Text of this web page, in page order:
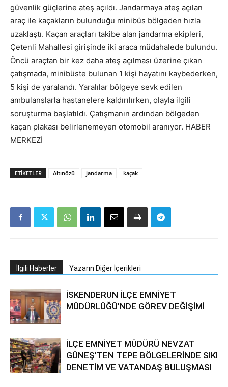
güvenlik güçlerine ateş açıldı. Jandarmaya ateş açılan
araç ile kaçakların bulunduğu minibüs bölgeden hızla
uzaklaştı. Kaçan araçları takibe alan jandarma ekipleri,
Çetenli Mahallesi girişinde iki araca müdahalede bulundu.
Öncü araçtan bir kez daha ateş açılması üzerine çıkan
çatışmada, minibüste bulunan 1 kişi hayatını kaybederken,
5 kişi de yaralandı. Yaralılar bölgeye sevk edilen
ambulanslarla hastanelere kaldırılırken, olayla ilgili
soruşturma başlatıldı. Çatışmanın ardından bölgeden
kaçan plakası belirlenemeyen otomobil aranıyor. HABER
MERKEZİ
ETIKETLER Altınözü jandarma kaçak
İlgili Haberler Yazarın Diğer İçerikleri
İSKENDERUN İLÇE EMNİYET
MÜDÜRLÜĞÜ’NDE GÖREV DEĞİŞİMİ
İLÇE EMNİYET MÜDÜRÜ NEVZAT
GÜNEŞ’TEN TEPE BÖLGELERİNDE SIKI
DENETİM VE VATANDAŞ BULUŞMASI